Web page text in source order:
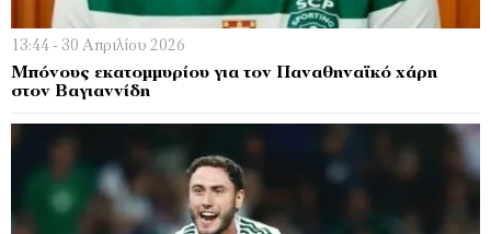
13:44 - 30 Απριλίου 2026
Μπόνους εκατομμυρίου για τον Παναθηναϊκό χάρη
στον Βαγιαννίδη